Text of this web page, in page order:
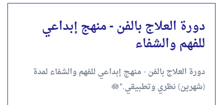
دورة العلاج بالفن - منهج إبداعي
للفهم والشفاء
دورة العلاج بالفن - منهج إبداعي للفهم والشفاء لمدة
(شهرين) نظري وتطبيقي.*🪷